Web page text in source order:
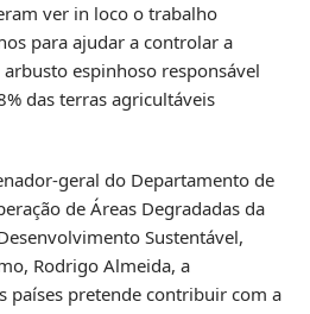
ver in loco o trabalho
para ajudar a controlar a
espinhoso responsável
das terras agricultáveis
geral do Departamento de
de Áreas Degradadas da
Sustentável,
Rodrigo Almeida, a
países pretende contribuir com a